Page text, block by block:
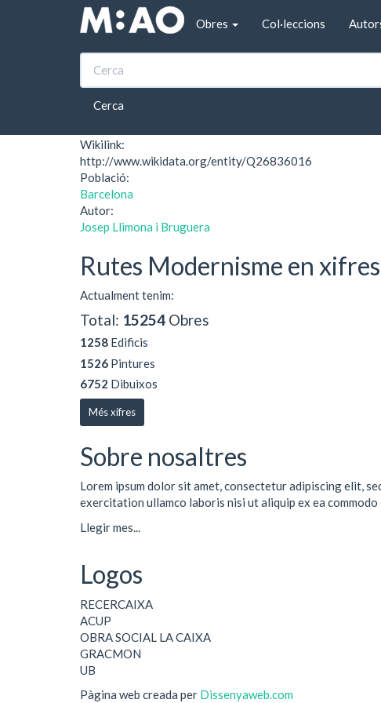
Vés al contingut
Obres
Col·leccions
Cerca
Inici El Fill Pròdig
El Fill Pròdig
Wikilink:
http://www.wikidata.org/entity/Q26836016
Població:
Barcelona
Autor:
Josep Llimona i Bruguera
Rutes Modernisme en xifres
Actualment tenim:
Total: 15254 Obres
1258 Edificis
1526 Pintures
6752 Dibuixos
Més xifres
Sobre nosaltres
Lorem ipsum dolor sit amet, consectetur adipiscing elit,
exercitation ullamco laboris nisi ut aliquip ex ea
Llegir mes...
Logos
RECERCAIXA
ACUP
OBRA SOCIAL LA CAIXA
GRACMON
UB
Pàgina web creada per Dissenyaweb.com